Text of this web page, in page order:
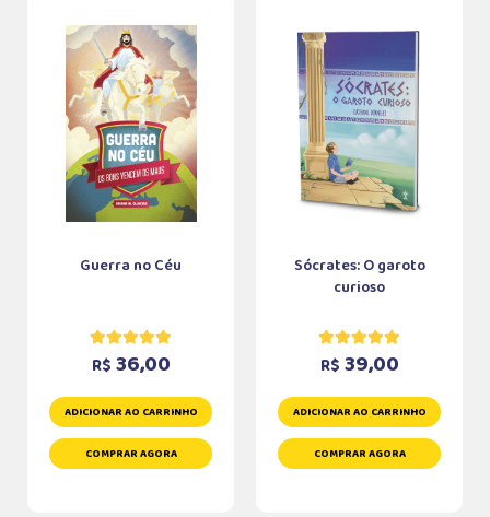
Guerra no Céu
R$ 36,00
ADICIONAR AO CARRINHO
COMPRAR AGORA
Sócrates: O garoto
curioso
R$ 39,00
ADICIONAR AO CARRINHO
COMPRAR AGORA